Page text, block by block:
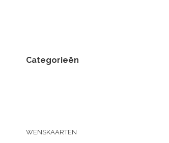
Categorieën
WENSKAARTEN